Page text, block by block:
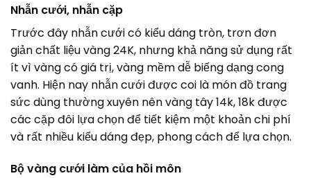
Nhẫn cưới, nhẫn cặp
Trước đây nhẫn cưới có kiểu dáng tròn, trơn đơn
giản chất liệu vàng 24K, nhưng khả năng sử dụng rất
ít vì vàng có giá trị, vàng mềm dễ biếng dạng cong
vanh. Hiện nay nhẫn cưới được coi là món đồ trang
sức dùng thường xuyên nên vàng tây 14k, 18k được
các cặp đôi lựa chọn để tiết kiệm một khoản chi phí
và rất nhiều kiểu dáng đẹp, phong cách để lựa chọn.
Bộ vàng cưới làm của hồi môn